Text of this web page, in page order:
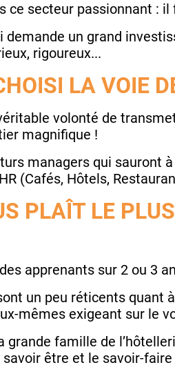
ce secteur passionnant :
un grand
rigoureux...
LA VOIE
volonté de
magnifique !
managers qui sauront
(Cafés, Hôtels,
PLAÎT LE
apprenants sur 2 ou 3
un peu réticents quant
mêmes exigeant sur le
famille de
savoir être et le savoir-